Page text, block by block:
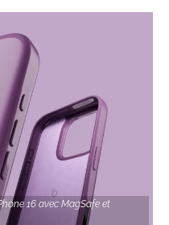
16 avec MagSafe et